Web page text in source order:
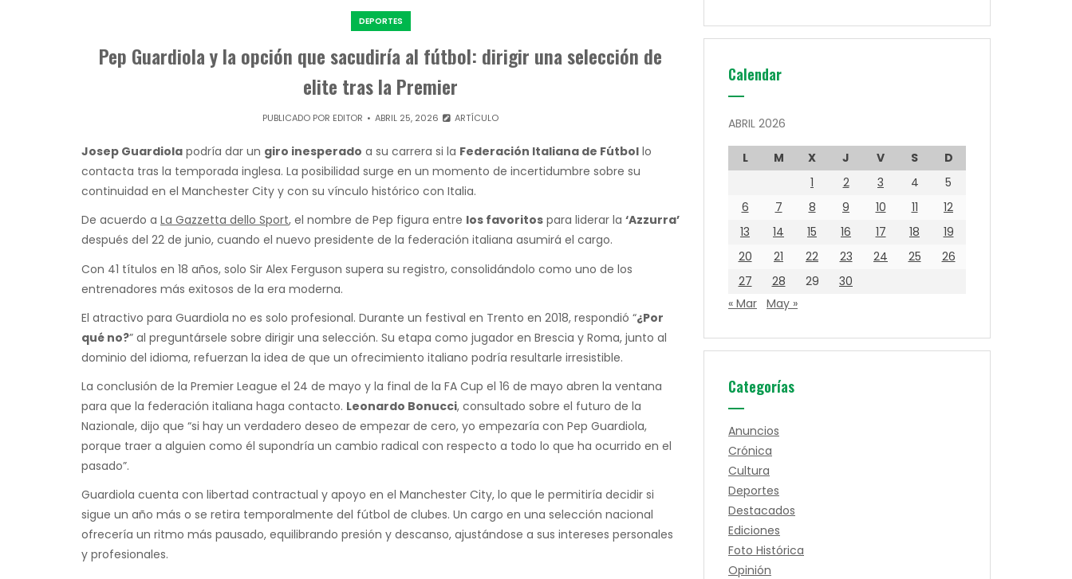
DEPORTES
Pep Guardiola y la opción que sacudiría al fútbol: dirigir una selección de
elite tras la Premier
PUBLICADO POR EDITOR ABRIL 25, 2026 ARTÍCULO
Josep Guardiola podría dar un giro inesperado a su carrera si la Federación Italiana de Fútbol lo
contacta tras la temporada inglesa. La posibilidad surge en un momento de incertidumbre sobre su
continuidad en el Manchester City y con su vínculo histórico con Italia.
De acuerdo a La Gazzetta dello Sport, el nombre de Pep figura entre los favoritos para liderar la ‘Azzurra’
después del 22 de junio, cuando el nuevo presidente de la federación italiana asumirá el cargo.
Con 41 títulos en 18 años, solo Sir Alex Ferguson supera su registro, consolidándolo como uno de los
entrenadores más exitosos de la era moderna.
El atractivo para Guardiola no es solo profesional. Durante un festival en Trento en 2018, respondió “¿Por
qué no?” al preguntársele sobre dirigir una selección. Su etapa como jugador en Brescia y Roma, junto al
dominio del idioma, refuerzan la idea de que un ofrecimiento italiano podría resultarle irresistible.
La conclusión de la Premier League el 24 de mayo y la final de la FA Cup el 16 de mayo abren la ventana
para que la federación italiana haga contacto. Leonardo Bonucci, consultado sobre el futuro de la
Nazionale, dijo que “si hay un verdadero deseo de empezar de cero, yo empezaría con Pep Guardiola,
porque traer a alguien como él supondría un cambio radical con respecto a todo lo que ha ocurrido en el
pasado”.
Guardiola cuenta con libertad contractual y apoyo en el Manchester City, lo que le permitiría decidir si
sigue un año más o se retira temporalmente del fútbol de clubes. Un cargo en una selección nacional
ofrecería un ritmo más pausado, equilibrando presión y descanso, ajustándose a sus intereses personales
y profesionales.
Calendar
ABRIL 2026
L M X J V S
D
1
2 3 4
5
6
7 8 9 10 11
12
13
14 15 16 17 18
19
20
21 22 23 24 25
26
27
28 29
30
« Mar May »
Categorías
Anuncios
Crónica
Cultura
Deportes
Destacados
Ediciones
Foto Histórica
Opinión